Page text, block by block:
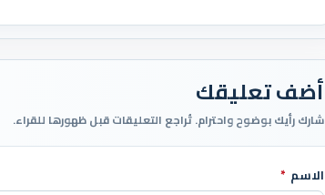
أضف تعليقك
شارك رأيك بوضوح واحترام. تُراجع التعليقات قبل ظهورها للقراء.
اترك هذا الحقل فارغاً
الاسم *